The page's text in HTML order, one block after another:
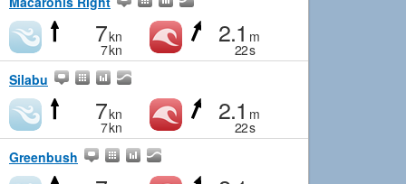
7kn
7kn
2.1 m
22s
Silabu
7kn
7kn
2.1 m
22s
Greenbush